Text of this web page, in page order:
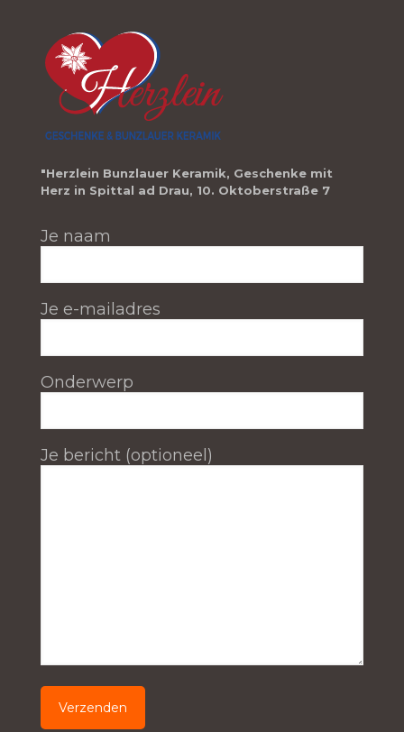
"Herzlein Bunzlauer Keramik, Geschenke mit
Herz in Spittal ad Drau, 10. Oktoberstraße 7
Je naam
Je e-mailadres
Onderwerp
Je bericht (optioneel)